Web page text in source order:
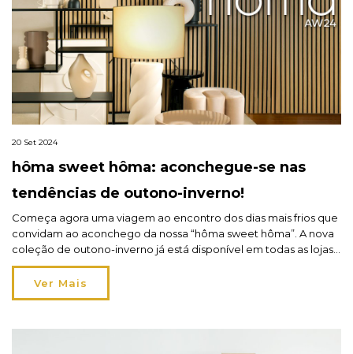
20 Set 2024
hôma sweet hôma: aconchegue-se nas
tendências de outono-inverno!
Começa agora uma viagem ao encontro dos dias mais frios que
convidam ao aconchego da nossa “hôma sweet hôma”. A nova
coleção de outono-inverno já está disponível em todas as lojas!
Entramos devagarinho nas tardes douradas de AUTOMNE, o
primeiro tema da coleção. Depois, seguimos até LITTLE
COTTAGE, onde somos recebidas pelo conforto da nostalgia. […]
Ver Mais